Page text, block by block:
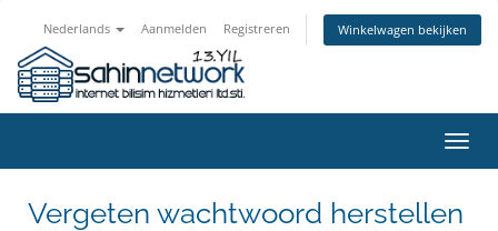
Nederlands Aanmelden Registreren Winkelwagen bekijken
in-/
Vergeten wachtwoord herstellen